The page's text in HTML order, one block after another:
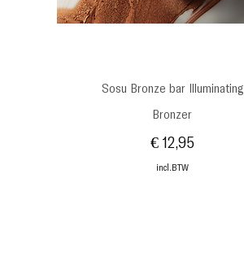
Snel overzicht
Sosu Bronze bar Illuminating
Bronzer
Prijs
€ 12,95
incl.BTW